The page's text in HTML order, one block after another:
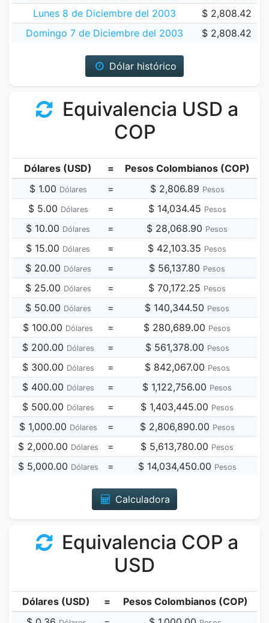
Lunes 8 de Diciembre del 2003
$ 2,808.42
Domingo 7 de Diciembre del 2003
$ 2,808.42
Dólar histórico
Equivalencia USD a
COP
Dólares (USD) =
Pesos Colombianos (COP)
$ 1.00 Dólares = $ 2,806.89 Pesos
$ 5.00 Dólares = $ 14,034.45 Pesos
$ 10.00 Dólares = $ 28,068.90 Pesos
$ 15.00 Dólares = $ 42,103.35 Pesos
$ 20.00 Dólares = $ 56,137.80 Pesos
$ 25.00 Dólares = $ 70,172.25 Pesos
$ 50.00 Dólares = $ 140,344.50 Pesos
$ 100.00 Dólares = $ 280,689.00 Pesos
$ 200.00 Dólares = $ 561,378.00 Pesos
$ 300.00 Dólares = $ 842,067.00 Pesos
$ 400.00 Dólares = $ 1,122,756.00 Pesos
$ 500.00 Dólares = $ 1,403,445.00 Pesos
$ 1,000.00 Dólares = $ 2,806,890.00 Pesos
$ 2,000.00 Dólares = $ 5,613,780.00 Pesos
$ 5,000.00 Dólares = $ 14,034,450.00 Pesos
Calculadora
Equivalencia COP a
USD
Dólares (USD) =
Pesos Colombianos (COP)